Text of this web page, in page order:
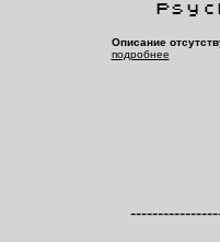
Описание
подробнее